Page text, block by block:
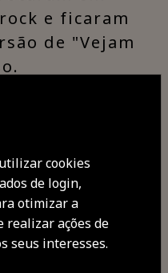
e ficaram
de "Vejam
cookies
de login,
otimizar a
realizar ações de
seus interesses.